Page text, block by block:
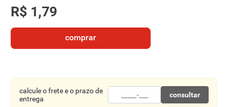
R$ 1,79
comprar
calcule o frete e o prazo de
entrega
consultar
7
9º macarrão